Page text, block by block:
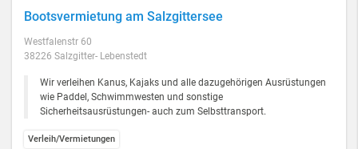
Bootsvermietung am Salzgittersee
Westfalenstr 60
38226 Salzgitter- Lebenstedt
Wir verleihen Kanus, Kajaks und alle dazugehörigen Ausrüstungen
wie Paddel, Schwimmwesten und sonstige
Sicherheitsausrüstungen- auch zum Selbsttransport.
Verleih/Vermietungen